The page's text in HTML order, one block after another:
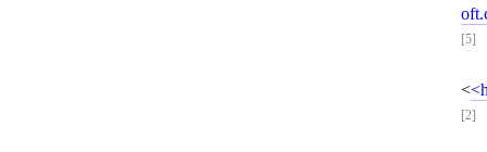
[5]
<
[2]